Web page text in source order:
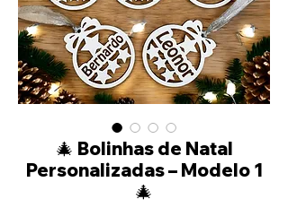
🎄 Bolinhas de Natal
Personalizadas – Modelo 1
🎄